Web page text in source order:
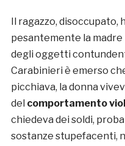
Il ragazzo,
pesantemente la
degli oggetti
Carabinieri è emerso
picchiava, la donna
del comportamento
chiedeva dei soldi,
sostanze stupefacenti,